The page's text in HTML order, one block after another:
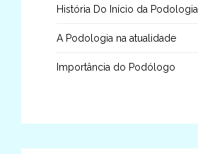
História Do Início da Podologia
A Podologia na atualidade
Importância do Podólogo